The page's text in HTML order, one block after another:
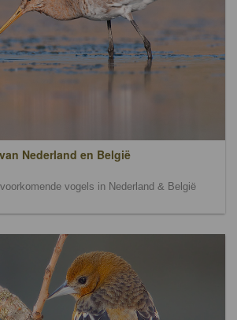
Nederland en België
vogels in Nederland & België